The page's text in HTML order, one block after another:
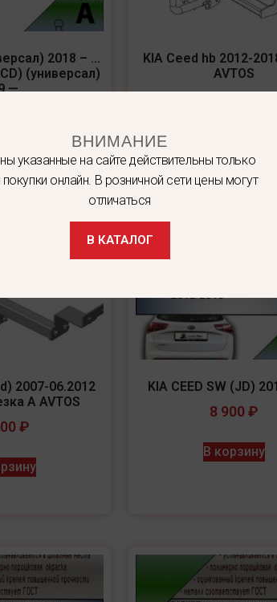
2018 – …
(универсал)
— ….
KIA Ceed hb 2012-
AVTOS
2007-06.2012
A AVTOS
₽
KIA CEED SW (JD)
8 900 ₽
В корзину
ВНИМАНИЕ
указанные на сайте действительны только
покупки онлайн. В розничной сети цены могут
отличаться
В КАТАЛОГ